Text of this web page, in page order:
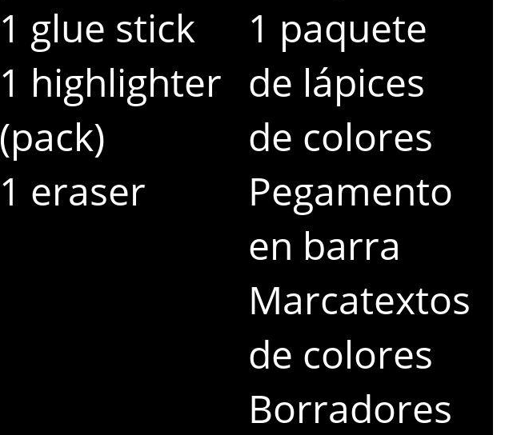
1 glue stick
1 highlighter
(pack)
1 eraser
1 paquete
de lápices
de colores
Pegamento
en barra
Marcatextos
de colores
Borradores